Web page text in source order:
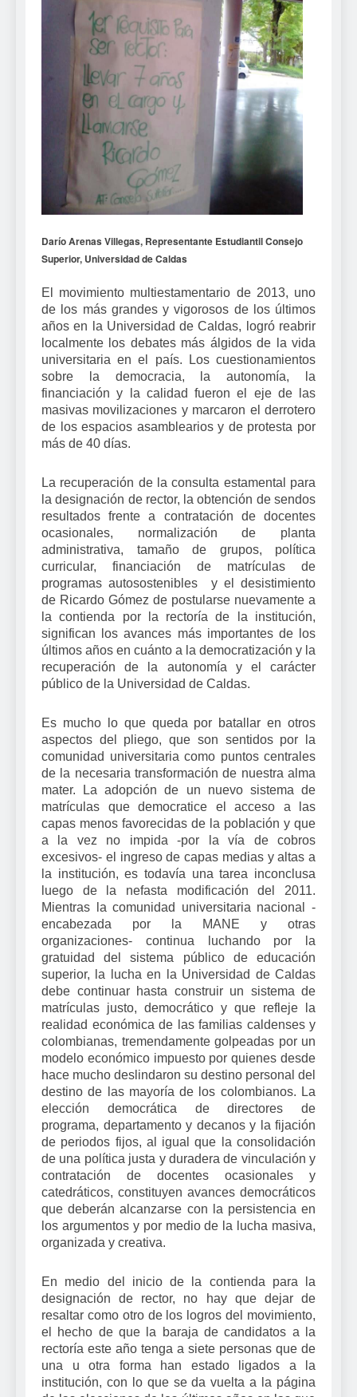
Darío Arenas Villegas, Representante Estudiantil Consejo
Superior, Universidad de Caldas
El movimiento multiestamentario de 2013, uno
de los más grandes y vigorosos de los últimos
años en la Universidad de Caldas, logró reabrir
localmente los debates más álgidos de la vida
universitaria en el país. Los cuestionamientos
sobre la democracia, la autonomía, la
financiación y la calidad fueron el eje de las
masivas movilizaciones y marcaron el derrotero
de los espacios asamblearios y de protesta por
más de 40 días.
La recuperación de la consulta estamental para
la designación de rector, la obtención de sendos
resultados frente a contratación de docentes
ocasionales, normalización de planta
administrativa, tamaño de grupos, política
curricular, financiación de matrículas de
programas autosostenibles y el desistimiento
de Ricardo Gómez de postularse nuevamente a
la contienda por la rectoría de la institución,
significan los avances más importantes de los
últimos años en cuánto a la democratización y la
recuperación de la autonomía y el carácter
público de la Universidad de Caldas.
Es mucho lo que queda por batallar en otros
aspectos del pliego, que son sentidos por la
comunidad universitaria como puntos centrales
de la necesaria transformación de nuestra alma
mater. La adopción de un nuevo sistema de
matrículas que democratice el acceso a las
capas menos favorecidas de la población y que
a la vez no impida -por la vía de cobros
excesivos- el ingreso de capas medias y altas a
la institución, es todavía una tarea inconclusa
luego de la nefasta modificación del 2011.
Mientras la comunidad universitaria nacional -
encabezada por la MANE y otras
organizaciones- continua luchando por la
gratuidad del sistema público de educación
superior, la lucha en la Universidad de Caldas
debe continuar hasta construir un sistema de
matrículas justo, democrático y que refleje la
realidad económica de las familias caldenses y
colombianas, tremendamente golpeadas por un
modelo económico impuesto por quienes desde
hace mucho deslindaron su destino personal del
destino de las mayoría de los colombianos. La
elección democrática de directores de
programa, departamento y decanos y la fijación
de periodos fijos, al igual que la consolidación
de una política justa y duradera de vinculación y
contratación de docentes ocasionales y
catedráticos, constituyen avances democráticos
que deberán alcanzarse con la persistencia en
los argumentos y por medio de la lucha masiva,
organizada y creativa.
En medio del inicio de la contienda para la
designación de rector, no hay que dejar de
resaltar como otro de los logros del movimiento,
el hecho de que la baraja de candidatos a la
rectoría este año tenga a siete personas que de
una u otra forma han estado ligados a la
institución, con lo que se da vuelta a la página